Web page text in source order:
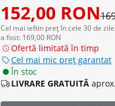
152,00 RON
Cel mai ieftin preț în cele 30 de
a fost: 169,00 RON
Ofertă limitată în timp
Cel mai mic preț garantat
În stoc
LIVRARE GRATUITĂ